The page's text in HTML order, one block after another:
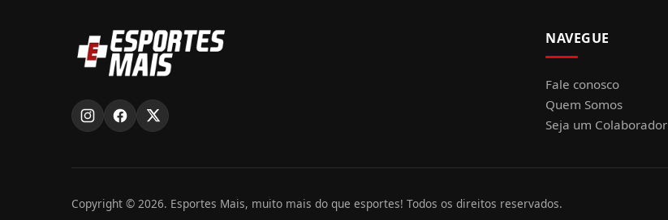
NAVEGUE
Fale conosco
Quem Somos
Seja um Colaborador
Copyright © 2026. Esportes Mais, muito mais do que esportes! Todos os direitos reservados.